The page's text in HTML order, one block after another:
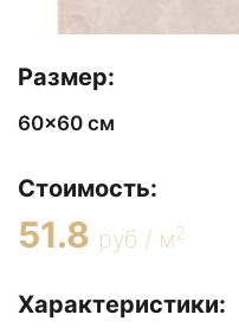
Размер:
60x60 см
Стоимость:
51.8 руб / м2
Характеристики: